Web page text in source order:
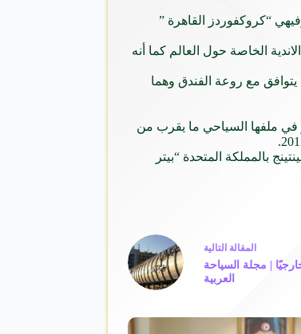
“كروكفوردز القاهرة ”
الخاصة حول العالم كما أنه
يتوافق مع روعة الفندق وهما
دولار وتدير في ملفها السياحي ما يقرب من
بالمملكة المتحدة “بيتر
المقالة التالية
داخليًا وخارجيًا | مجلة السياحة
العربية